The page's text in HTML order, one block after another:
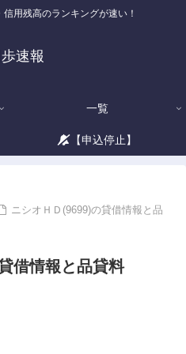
用残高のランキングが速い！
速報
一覧
【申込停止】
ニシオＨＤ(9699)の貸借情報と品
借情報と品貸料